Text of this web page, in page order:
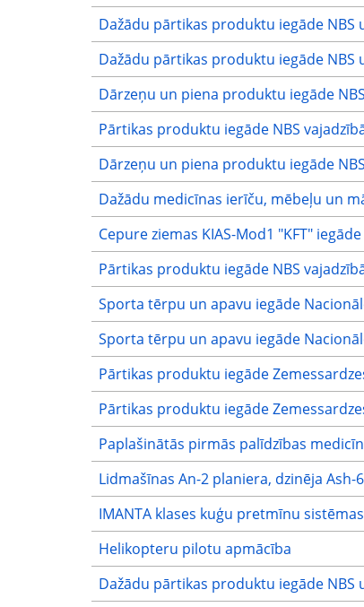
Dažādu pārtikas produktu iegāde NBS
Dažādu pārtikas produktu iegāde NBS
Dārzeņu un piena produktu iegāde
Pārtikas produktu iegāde NBS
Dārzeņu un piena produktu iegāde
Dažādu medicīnas ierīču, mēbeļu un
Cepure ziemas KIAS-Mod1 "KFT" iegāde
Pārtikas produktu iegāde NBS
Sporta tērpu un apavu iegāde
Sporta tērpu un apavu iegāde
Pārtikas produktu iegāde
Pārtikas produktu iegāde
Paplašinātās pirmās palīdzības
Lidmašīnas An-2 planiera, dzinēja
IMANTA klases kuģu pretmīnu
Helikopteru pilotu apmācība
Dažādu pārtikas produktu iegāde NBS